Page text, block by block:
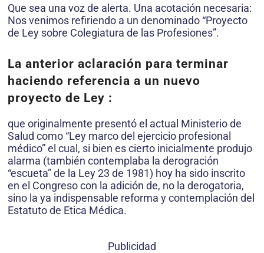
Que sea una voz de alerta. Una acotación necesaria:
Nos venimos refiriendo a un denominado “Proyecto
de Ley sobre Colegiatura de las Profesiones”.
La anterior aclaración para terminar
haciendo referencia a un nuevo
proyecto de Ley :
que originalmente presentó el actual Ministerio de
Salud como “Ley marco del ejercicio profesional
médico” el cual, si bien es cierto inicialmente produjo
alarma (también contemplaba la derogración
“escueta” de la Ley 23 de 1981) hoy ha sido inscrito
en el Congreso con la adición de, no la derogatoria,
sino la ya indispensable reforma y contemplación del
Estatuto de Etica Médica.
Publicidad